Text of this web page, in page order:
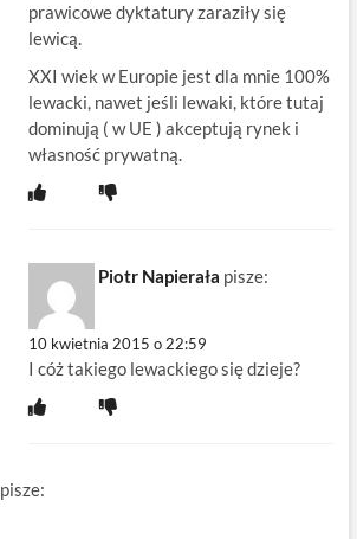
prawicowe dyktatury zaraziły się
lewicą.
XXI wiek w Europie jest dla mnie 100%
lewacki, nawet jeśli lewaki, które tutaj
dominują ( w UE ) akceptują rynek i
własność prywatną.
Piotr Napierała pisze:
10 kwietnia 2015 o 22:59
I cóż takiego lewackiego się dzieje?
pisze: